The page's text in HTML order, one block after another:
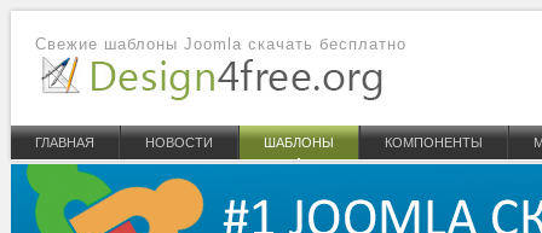
Свежие шаблоны Joomla скачать бесплатно
ГЛАВНАЯ НОВОСТИ ШАБЛОНЫ КОМПОНЕНТЫ